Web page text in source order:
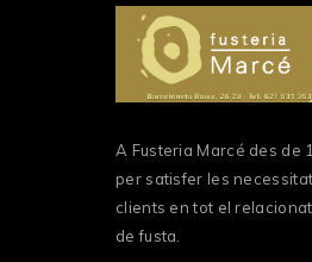
A Fusteria Marcé des de
per satisfer les
clients en tot el
de fusta.